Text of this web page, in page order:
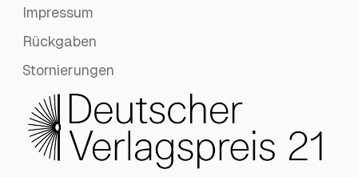
Impressum
Rückgaben
Stornierungen